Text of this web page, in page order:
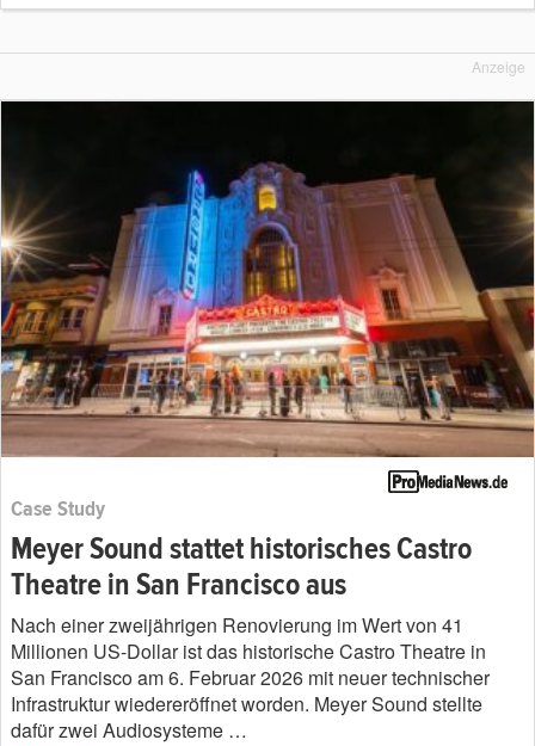
Anzeige
Case Study
Meyer Sound stattet historisches Castro
Theatre in San Francisco aus
Nach einer zweijährigen Renovierung im Wert von 41
Millionen US-Dollar ist das historische Castro Theatre in
San Francisco am 6. Februar 2026 mit neuer technischer
Infrastruktur wiedereröffnet worden. Meyer Sound stellte
dafür zwei Audiosysteme …